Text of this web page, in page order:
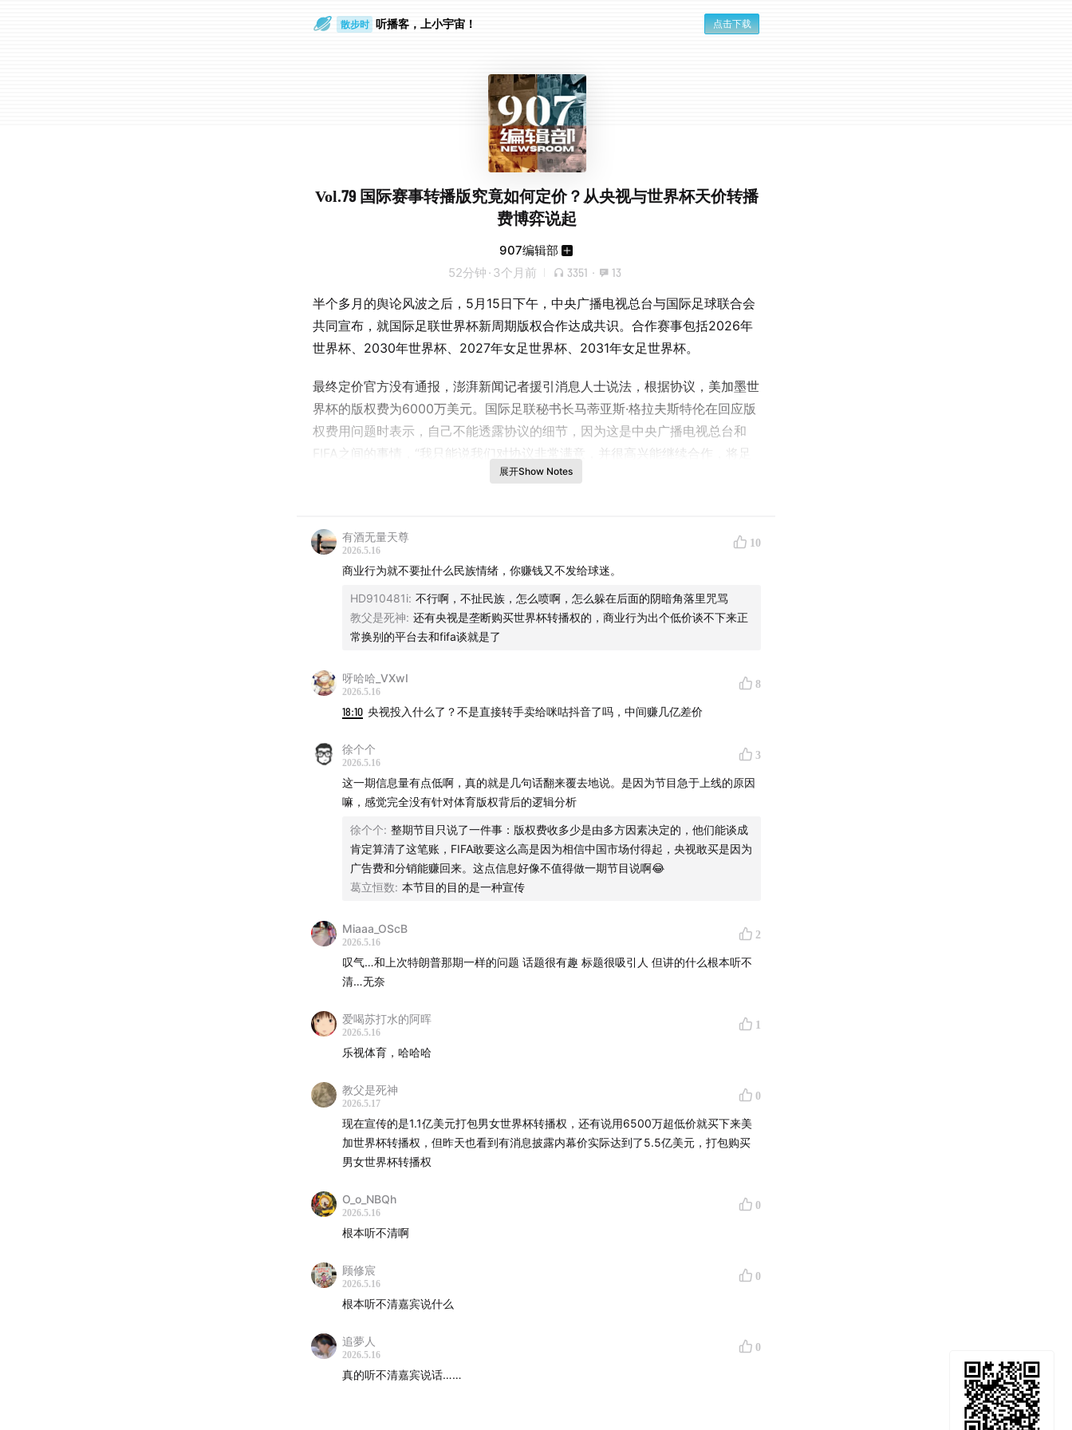
散步时 听播客，上小宇宙！ 点击下载
Vol.79 国际赛事转播版究竟如何定价？从央视与世界杯天价转播
费博弈说起
907编辑部
52分钟 · 3个月前 3351 · 13
半个多月的舆论风波之后，5月15日下午，中央广播电视总台与国际足球联合会
共同宣布，就国际足联世界杯新周期版权合作达成共识。合作赛事包括2026年
世界杯、2030年世界杯、2027年女足世界杯、2031年女足世界杯。
最终定价官方没有通报，澎湃新闻记者援引消息人士说法，根据协议，美加墨世
界杯的版权费为6000万美元。国际足联秘书长马蒂亚斯·格拉夫斯特伦在回应版
权费用问题时表示，自己不能透露协议的细节，因为这是中央广播电视总台和
FIFA之间的事情，“我只能说我们对协议非常满意，并很高兴能继续合作，将足
球赛事带给所有中国的球迷。”他表示未来还有许多其他潜在的项目可以与中央
最初国际足联为中国内地市场开出的报价高达2.5亿至3亿美元，折合人民币约
18亿元至21亿元。这样的天价引发舆论诸多讨论，央视也表现出强硬姿态，国
际足联秘书长与办公室主任也紧急前往北京进行谈判。
国际足联的商业版图涵盖转播授权、广告赞助、周边授权等多个领域，其中转播
权收入一直是国际足联最重要的营收来源。这次号称“史上最赚钱单项赛事”的
是国际足联近年已经多次在与各地区的电视转播权谈判上因价格问题而遭遇拖
舆论认为国际足联“漫天要价”，尤其对比印度两届3500万美元的打包报价。国
际足联的定价逻辑究竟是怎样的？当一个协会既想当裁判，又要当运动员的时
候，又会产生什么样的问题？国际体育赛事的转播权是如何操作的？近年来中国
主播：
大大卷，澎湃国际新闻编辑
对谈嘉宾：
陈国强，上海体育大学新闻与传播学院副教授
中国与国际足联达成最终协议
03:42 2026世界杯转播权报价争议解析
国际足联版权评估与中国市场价值
17:26
21:47 国际足联版权报价翻倍背后的逻辑与影响
体育版权购买与变现：从非理性到理性转变
30:15 体育赛事转播权与版权问题
展开Show Notes
有酒无量天尊
2026.5.16
10
商业行为就不要扯什么民族情绪，你赚钱又不发给球迷。
HD910481i: 不行啊，不扯民族，怎么喷啊，怎么躲在后面的阴暗角落里咒骂
教父是死神: 还有央视是垄断购买世界杯转播权的，商业行为出个低价谈不下来正
常换别的平台去和fifa谈就是了
呀哈哈_VXwI
2026.5.16
8
18:10 央视投入什么了？不是直接转手卖给咪咕抖音了吗，中间赚几亿差价
徐个个
2026.5.16
3
这一期信息量有点低啊，真的就是几句话翻来覆去地说。是因为节目急于上线的原因
嘛，感觉完全没有针对体育版权背后的逻辑分析
徐个个: 整期节目只说了一件事：版权费收多少是由多方因素决定的，他们能谈成
肯定算清了这笔账，FIFA敢要这么高是因为相信中国市场付得起，央视敢买是因为
广告费和分销能赚回来。这点信息好像不值得做一期节目说啊😂
葛立恒数: 本节目的目的是一种宣传
Miaaa_OScB
2026.5.16
2
叹气…和上次特朗普那期一样的问题 话题很有趣 标题很吸引人 但讲的什么根本听不
清…无奈
爱喝苏打水的阿晖
2026.5.16
1
乐视体育，哈哈哈
教父是死神
2026.5.17
0
现在宣传的是1.1亿美元打包男女世界杯转播权，还有说用6500万超低价就买下来美
加世界杯转播权，但昨天也看到有消息披露内幕价实际达到了5.5亿美元，打包购买
男女世界杯转播权
O_o_NBQh
2026.5.16
0
根本听不清啊
顾修宸
2026.5.16
0
根本听不清嘉宾说什么
追夢人
2026.5.16
0
真的听不清嘉宾说话……